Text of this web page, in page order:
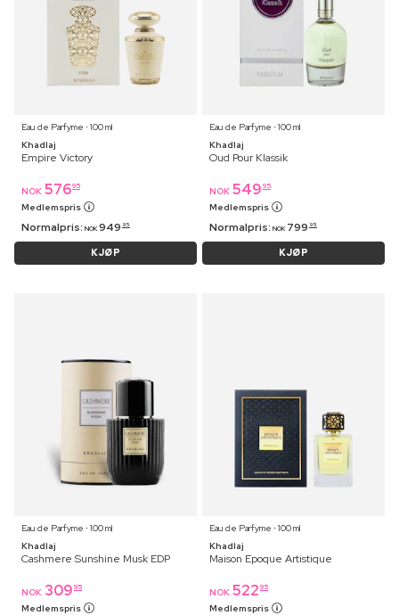
Eau de Parfyme ⋅ 100 ml
Khadlaj
Empire Victory
NOK 57695
Medlemspris
Normalpris: NOK 949 95
KJØP
Eau de Parfyme ⋅ 100 ml
Khadlaj
Oud Pour Klassik
NOK 549 95
Medlemspris
Normalpris: NOK 799 95
KJØP
Eau de Parfyme ⋅ 100 ml
Khadlaj
Cashmere Sunshine Musk EDP
NOK 309 95
Medlemspris
Eau de Parfyme ⋅ 100 ml
Khadlaj
Maison Epoque Artistique
NOK 522 95
Medlemspris